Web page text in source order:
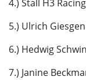
4.) Stall H3
5.) Ulrich
6.) Hedwig
7.) Janine